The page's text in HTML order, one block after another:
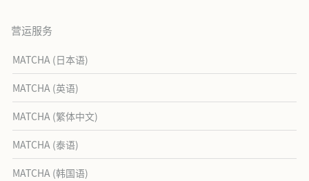
营运服务
MATCHA (日本语)
MATCHA (英语)
MATCHA (繁体中文)
MATCHA (泰语)
MATCHA (韩国语)